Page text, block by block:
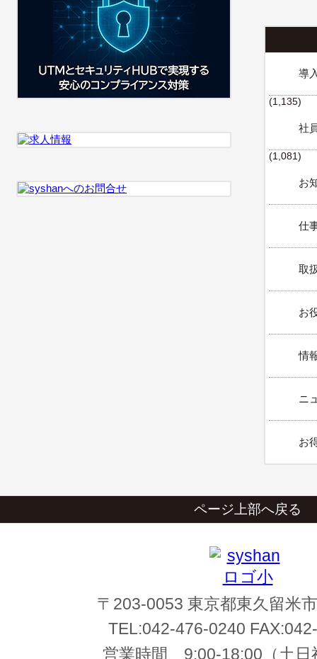
導
(1,135)
社
(1,081)
お
仕
取
お
情
ニ
お
ページ上部へ戻る
〒203-0053 東京都東久留米
TEL:042-476-0240 FAX:
営業時間
9:00-18:00 （土